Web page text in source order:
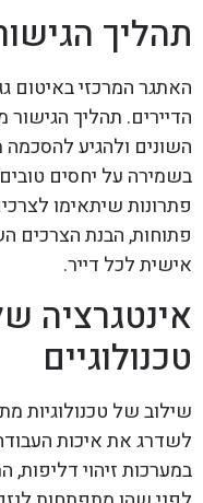
תהליך
האתגר המרכזי באיטום
הדיירים. תהליך הגישור
השונים ולהגיע להסכמה
בשמירה על יחסים
פתרונות שיתאימו
פתוחות, הבנת הצרכים
אישית לכל דייר.
אינטגרציה
טכנולוגיים
שילוב של טכנולוגיות
לשדרג את איכות
במערכות זיהוי